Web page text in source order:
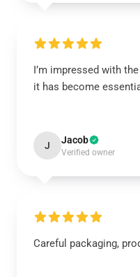
I’m impressed with
it has become
J Jacob
Verified owner
Careful packaging,